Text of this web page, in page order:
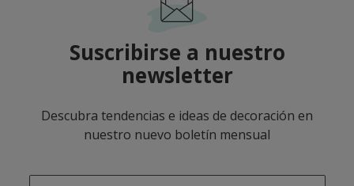
Suscribirse a nuestro
newsletter
Descubra tendencias e ideas de decoración en
nuestro nuevo boletín mensual